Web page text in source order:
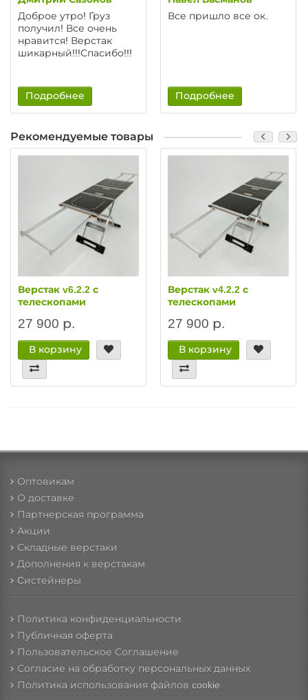
Доброе утро! Груз
получил! Все очень
нравится! Верстак
шикарный!!!Спасибо!!!
Подробнее
Все пришло все ок.
Подробнее
Рекомендуемые товары
Верстак v6.2.2 с
телескопами
27 900 р.
В корзину
Верстак v4.2.2 с
телескопами
27 900 р.
В корзину
Оптовикам
О доставке
Партнерская программа
Акции
Складные верстаки
Дополнения к верстакам
Cистейнеры
Политика конфиденциальности
Публичная оферта
Пользовательское Соглашение
Согласие на обработку персональных данных
Политика использования файлов cookie